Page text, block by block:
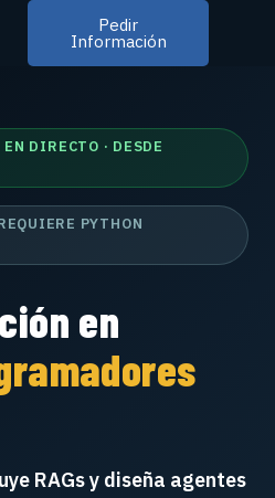
Pedir
Información
DIRECTO · DESDE
PYTHON
en
RAGs y diseña agentes